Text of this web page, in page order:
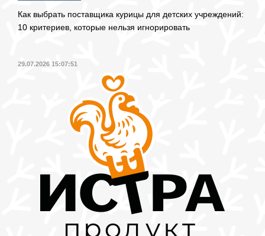
Как выбрать поставщика курицы для детских учреждений:
10 критериев, которые нельзя игнорировать
29.07.2026 15:07:51